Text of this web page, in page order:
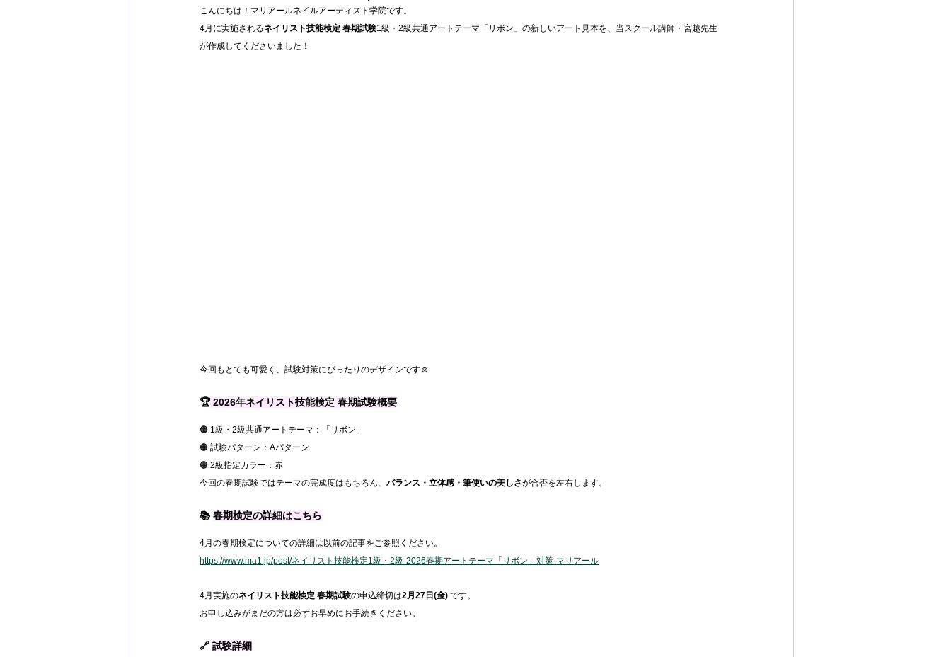
こんにちは！マリアールネイルアーティスト学院です。
4月に実施されるネイリスト技能検定 春期試験1級・2級共通アートテーマ「リボン」の新しいアート見本を、当スクール講師・宮越先生
が作成してくださいました！
今回もとても可愛く、試験対策にぴったりのデザインです☺️
🏆 2026年ネイリスト技能検定 春期試験概要
🟠 1級・2級共通アートテーマ：「リボン」
🟠 試験パターン：Aパターン
🟠 2級指定カラー：赤
今回の春期試験ではテーマの完成度はもちろん、 バランス・立体感・筆使いの美しさが合否を左右します。
📚 春期検定の詳細はこちら
4月の春期検定についての詳細は以前の記事をご参照ください。
https://www.ma1.jp/post/ネイリスト技能検定1級・2級-2026春期アートテーマ「リボン」対策-マリアール
4月実施のネイリスト技能検定 春期試験の申込締切は2月27日(金) です。
お申し込みがまだの方は必ずお早めにお手続きください。
🔗 試験詳細